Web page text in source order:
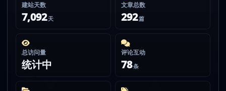
建站天数
7,092 天
文章总数
292篇
总访问量
统计中
评论互动
78条